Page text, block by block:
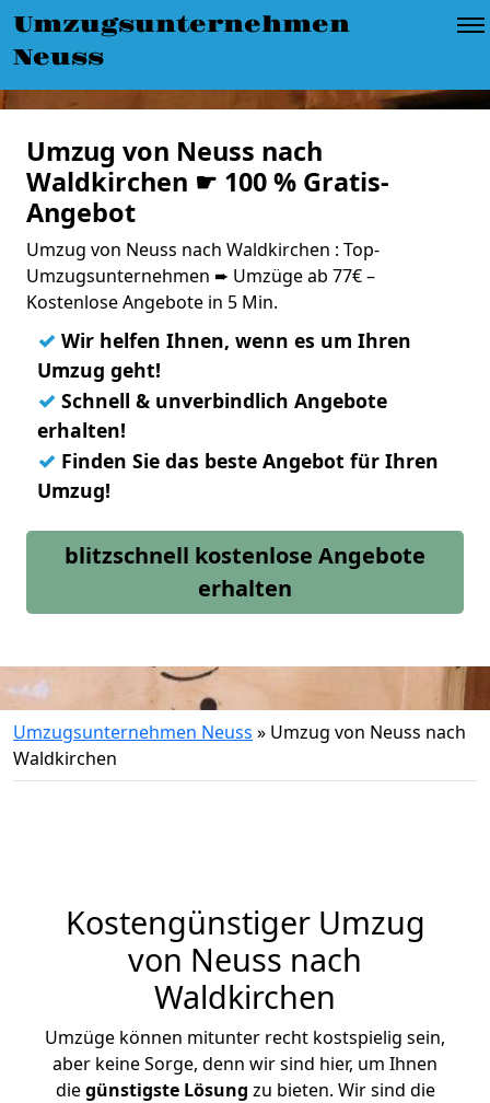
Umzugsunternehmen
Neuss
Umzug von Neuss nach
Waldkirchen ☛ 100 % Gratis-
Angebot
Umzug von Neuss nach Waldkirchen : Top-
Umzugsunternehmen ➨ Umzüge ab 77€ –
Kostenlose Angebote in 5 Min.
✓ Wir helfen Ihnen, wenn es um Ihren
Umzug geht!
✓ Schnell & unverbindlich Angebote
erhalten!
✓ Finden Sie das beste Angebot für Ihren
Umzug!
blitzschnell kostenlose Angebote
erhalten
Umzugsunternehmen Neuss » Umzug von Neuss nach
Waldkirchen
Kostengünstiger Umzug
von Neuss nach
Waldkirchen
Umzüge können mitunter recht kostspielig sein,
aber keine Sorge, denn wir sind hier, um Ihnen
diegünstigste Lösung zu bieten. Wir sind die